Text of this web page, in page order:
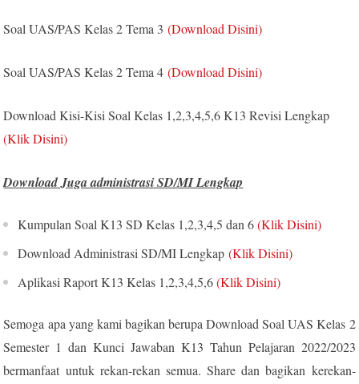
Soal UAS/PAS Kelas 2 Tema 3(Download Disini)
Soal UAS/PAS Kelas 2 Tema 4(Download Disini)
Download Kisi-Kisi Soal Kelas 1,2,3,4,5,6 K13 Revisi Lengkap
(Klik Disini)
Download Juga administrasi SD/MI Lengkap
Kumpulan Soal K13 SD Kelas 1,2,3,4,5 dan 6(Klik Disini)
Download Administrasi SD/MI Lengkap(Klik Disini)
Aplikasi Raport K13 Kelas 1,2,3,4,5,6(Klik Disini)
Semoga apa yang kami bagikan berupa Download Soal UAS Kelas 2
Semester 1 dan Kunci Jawaban K13 Tahun Pelajaran 2022/2023
bermanfaat untuk rekan-rekan semua. Share dan bagikan kerekan-